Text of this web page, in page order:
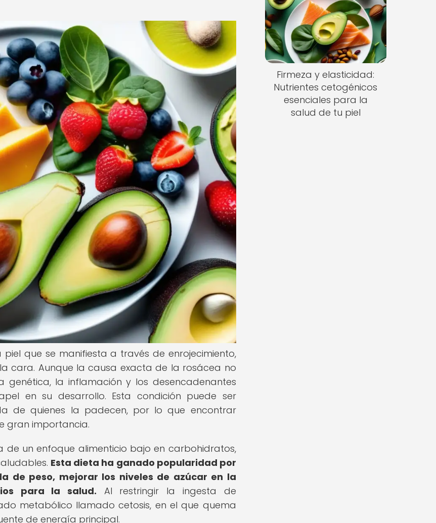
que se manifiesta a través de enrojecimiento,
cara. Aunque la causa exacta de la rosácea no
la inflamación y los desencadenantes
en su desarrollo. Esta condición puede ser
de quienes la padecen, por lo que encontrar
gran importancia.
un enfoque alimenticio bajo en carbohidratos,
Esta dieta ha ganado popularidad por
de peso, mejorar los niveles de azúcar en la
para la salud. Al restringir la ingesta de
metabólico llamado cetosis, en el que quema
de energía principal.
Firmeza y elasticidad:
Nutrientes cetogénicos
esenciales para la
salud de tu piel